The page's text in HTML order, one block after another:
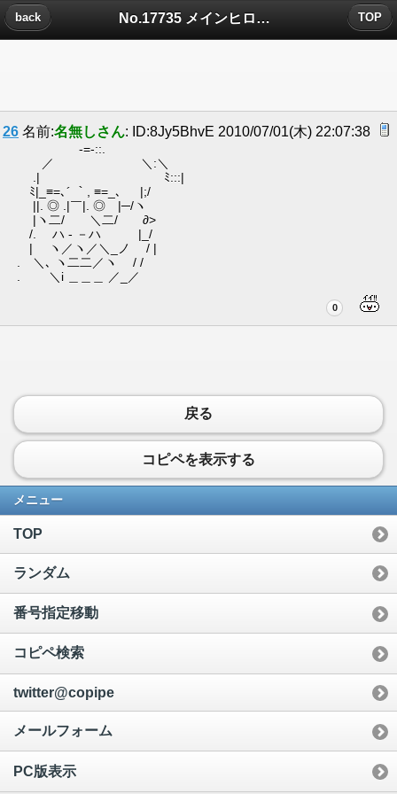
No.17735 メインヒロイン大好き病についたコメント
back TOP
26 名前:名無しさん: ID:8Jy5BhvE 2010/07/01(木) 22:07:38
-=-::.
／ ＼:＼
.| ﾐ:::|
ﾐ|_≡=､´ ｀, ≡=_、 |;/
||. ◎ .|￣|. ◎ |─/ヽ
|ヽ二/ ＼二/ ∂>
/. ハ - －ハ |_/
| ヽ／ヽ／＼_ノ / |
. ＼､ ヽ二二／ヽ / /
. ＼i ＿＿＿ ／_／
0
戻る
コピペを表示する
メニュー
TOP
ランダム
番号指定移動
コピペ検索
twitter@copipe
メールフォーム
PC版表示